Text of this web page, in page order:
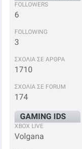
FOLLOWERS
6
FOLLOWING
3
ΣΧΟΛΙΑ ΣΕ ΑΡΘΡΑ
1710
ΣΧΟΛΙΑ ΣΕ FORUM
174
GAMING IDS
XBOX LIVE
Volgana